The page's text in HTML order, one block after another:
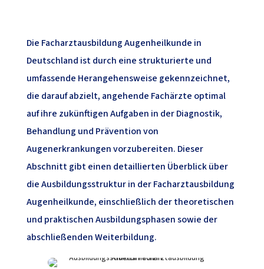
Die Facharztausbildung Augenheilkunde in
Deutschland ist durch eine strukturierte und
umfassende Herangehensweise gekennzeichnet,
die darauf abzielt, angehende Fachärzte optimal
auf ihre zukünftigen Aufgaben in der Diagnostik,
Behandlung und Prävention von
Augenerkrankungen vorzubereiten. Dieser
Abschnitt gibt einen detaillierten Überblick über
die Ausbildungsstruktur in der Facharztausbildung
Augenheilkunde, einschließlich der theoretischen
und praktischen Ausbildungsphasen sowie der
abschließenden Weiterbildung.